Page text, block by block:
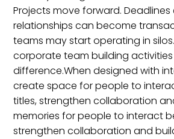
Projects move forward. Deadlines
relationships can become
teams may start operating in
corporate team building
difference.When designed with
create space for people to
titles, strengthen collaboration
memories for people to interact
strengthen collaboration and